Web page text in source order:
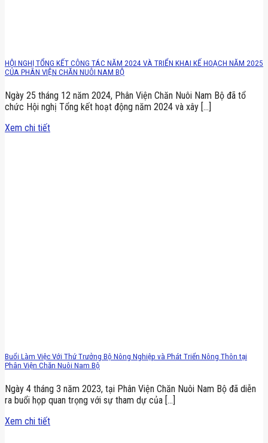
HỘI NGHỊ TỔNG KẾT CÔNG TÁC NĂM 2024 VÀ TRIỂN KHAI KẾ HOẠCH NĂM 2025
CỦA PHÂN VIỆN CHĂN NUÔI NAM BỘ
Ngày 25 tháng 12 năm 2024, Phân Viện Chăn Nuôi Nam Bộ đã tổ
chức Hội nghị Tổng kết hoạt động năm 2024 và xây [...]
Xem chi tiết
Buổi Làm Việc Với Thứ Trưởng Bộ Nông Nghiệp và Phát Triển Nông Thôn tại
Phân Viện Chăn Nuôi Nam Bộ
Ngày 4 tháng 3 năm 2023, tại Phân Viện Chăn Nuôi Nam Bộ đã diễn
ra buổi họp quan trọng với sự tham dự của [...]
Xem chi tiết